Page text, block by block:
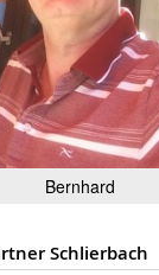
Bernhard
Schlierbach